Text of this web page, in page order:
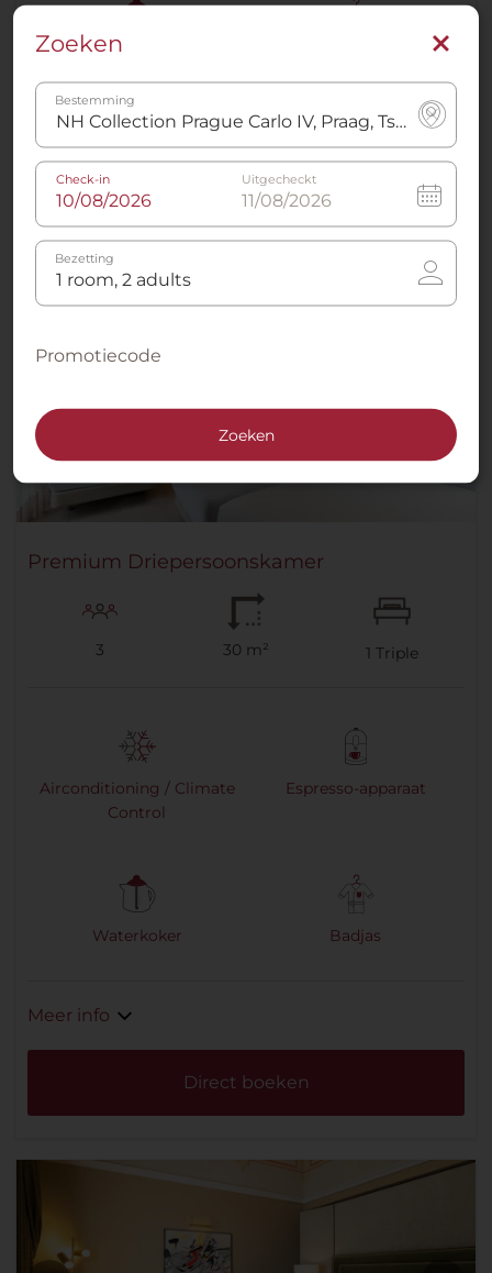
Meer info
Direct boeken
Premium Driepersoonskamer
3 30 m² 1 Triple
Airconditioning / Climate
Control
Espresso-apparaat
Waterkoker Badjas
Meer info
Direct boeken
Zoeken
Bestemming
Check-in Uitgecheckt
Bezetting
Promotiecode
Zoeken